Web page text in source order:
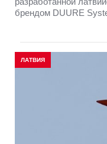
брендом DUURE
ЛАТВИЯ